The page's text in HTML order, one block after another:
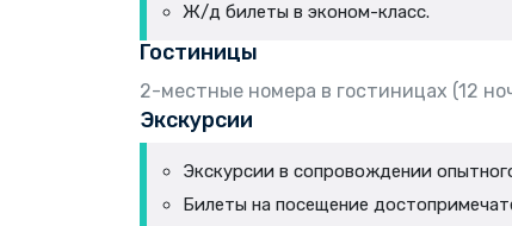
Ж/д билеты в эконом-класс.
Гостиницы
2-местные номера в гостиницах (12
Экскурсии
Экскурсии в сопровождении
Билеты на посещение